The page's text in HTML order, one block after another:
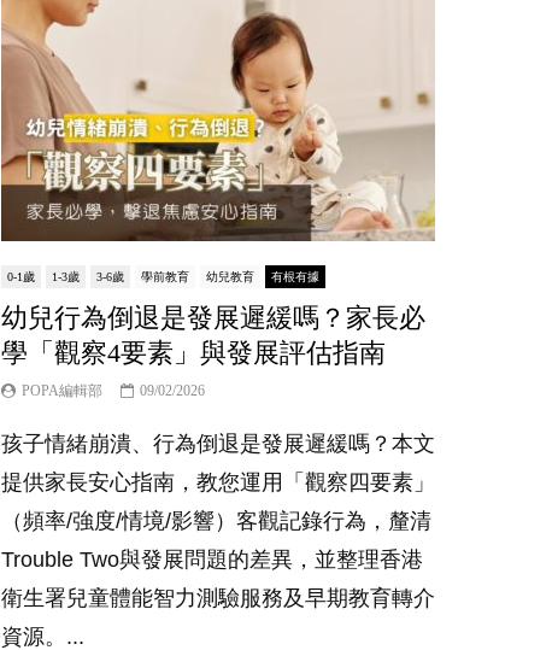
0-1歲 1-3歲 3-6歲 學前教育 幼兒教育 有根有據
幼兒行為倒退是發展遲緩嗎？家長必
學「觀察4要素」與發展評估指南
POPA編輯部 09/02/2026
孩子情緒崩潰、行為倒退是發展遲緩嗎？本文
提供家長安心指南，教您運用「觀察四要素」
（頻率/強度/情境/影響）客觀記錄行為，釐清
Trouble Two與發展問題的差異，並整理香港
衛生署兒童體能智力測驗服務及早期教育轉介
資源。...